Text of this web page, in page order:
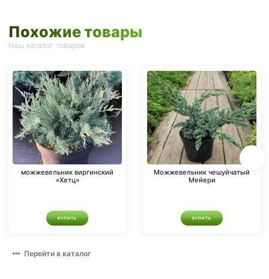
Похожие товары
Наш каталог товаров
можжевельник виргинский
«Хетц»
КУПИТЬ
Можжевельник чешуйчатый
Мейери
КУПИТЬ
Перейти в каталог